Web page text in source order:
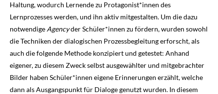
Haltung, wodurch Lernende zu Protagonist*innen des
Lernprozesses werden, und ihn aktiv mitgestalten. Um die dazu
notwendige Agencyder Schüler*innen zu fördern, wurden sowohl
die Techniken der dialogischen Prozessbegleitung erforscht, als
auch die folgende Methode konzipiert und getestet: Anhand
eigener, zu diesem Zweck selbst ausgewählter und mitgebrachter
Bilder haben Schüler*innen eigene Erinnerungen erzählt, welche
dann als Ausgangspunkt für Dialoge genutzt wurden. In diesem